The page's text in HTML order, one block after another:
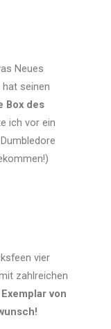
Neues
seinen
Box des
ich vor ein
vier
zahlreichen
von